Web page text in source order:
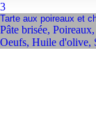
3
Tarte aux poireaux et
Pâte brisée, Poireaux,
Oeufs, Huile d'olive,